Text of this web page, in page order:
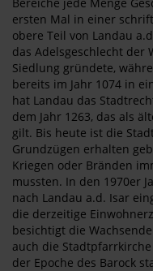
ersten Mal in einer
obere Teil von Landau
das Adelsgeschlecht der
Siedlung gründete,
bereits im Jahr 1074 in
hat Landau das
dem Jahr 1263, das als
gilt. Bis heute ist die
Grundzügen erhalten
Kriegen oder Bränden
mussten. In den 1970er
nach Landau a.d. Isar
die derzeitige
besichtigt die
auch die
der Epoche des Barock